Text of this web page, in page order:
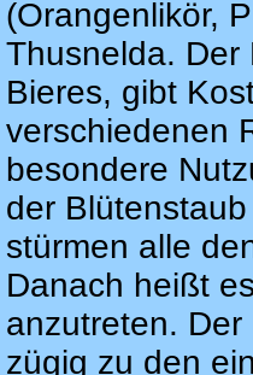
(Orangenlikör,
Thusnelda. Der
Bieres, gibt
verschiedenen
besondere
der
stürmen alle
Danach heißt
anzutreten.
zügig zu den